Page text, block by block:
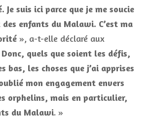
Je suis ici parce que je me soucie
enfants du Malawi. C’est ma
», a-t-elle déclaré aux
Donc, quels que soient les défis,
bas, les choses que j’ai apprises
mon engagement envers
orphelins, mais en particulier,
du Malawi. »